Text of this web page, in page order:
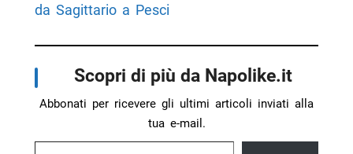
da Sagittario a Pesci
Scopri di più da Napolike.it
Abbonati per ricevere gli ultimi articoli inviati alla
tua e-mail.
Digita la tua e-mail...